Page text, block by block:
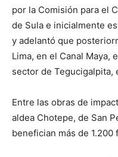
por la Comisión para el
de Sula e inicialmente
y adelantó que
Lima, en el Canal Maya,
sector de Tegucigalpita,
Entre las obras de
aldea Chotepe, de San
benefician más de 1.200